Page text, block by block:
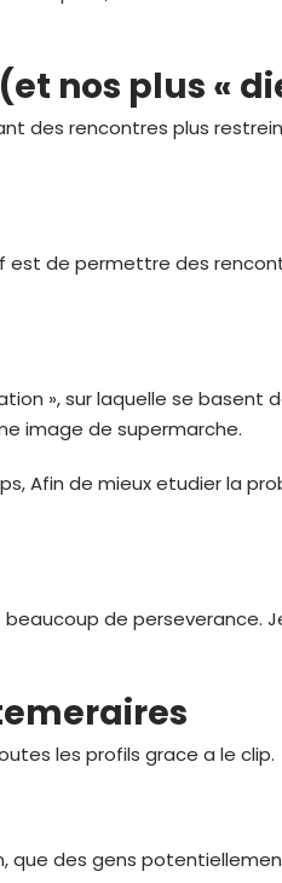
nos plus «
des rencontres plus
est de permettre des
», sur laquelle se basent
image de supermarche.
Afin de mieux etudier la
beaucoup de perseverance.
les profils grace a le clip.
que des gens